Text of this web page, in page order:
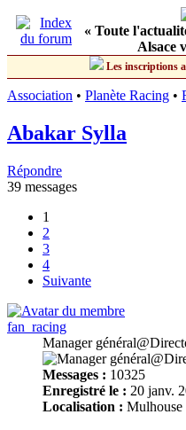
« Toute
Alsace
Les inscriptions
Association • Planète Racing •
Abakar Sylla
Répondre
39 messages
1
2
3
4
Suivante
fan_racing
Manager
Messages : 10325
Enregistré le : 20 janv.
Localisation : Mulhouse